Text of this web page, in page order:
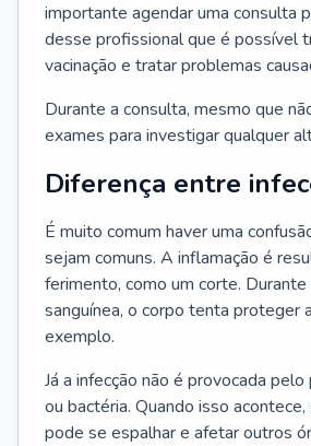
importante agendar uma consulta
desse profissional que é possível
vacinação e tratar problemas
Durante a consulta, mesmo que
exames para investigar qualquer
Diferença entre
É muito comum haver uma
sejam comuns. A inflamação é
ferimento, como um corte.
sanguínea, o corpo tenta proteger
exemplo.
Já a infecção não é provocada
ou bactéria. Quando isso
pode se espalhar e afetar outros